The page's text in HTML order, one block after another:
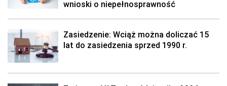
wnioski o niepełnosprawność
Zasiedzenie: Wciąż można doliczać 15
lat do zasiedzenia sprzed 1990 r.